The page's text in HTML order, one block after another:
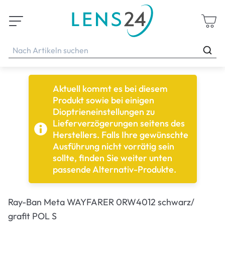
Aktuell kommt es bei diesem
Produkt sowie bei einigen
Dioptrieneinstellungen zu
Lieferverzögerungen seitens des
Herstellers. Falls Ihre gewünschte
Ausführung nicht vorrätig sein
sollte, finden Sie weiter unten
passende Alternativ-Produkte.
Ray-Ban Meta WAYFARER 0RW4012 schwarz/
grafit POL S